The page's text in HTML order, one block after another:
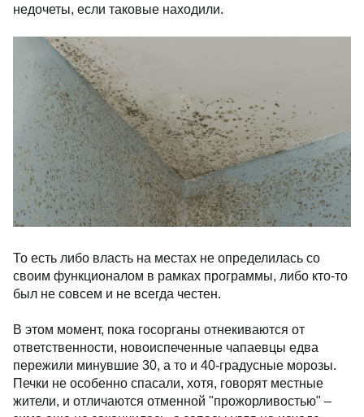
недочеты, если таковые находили.
То есть либо власть на местах не определилась со
своим функционалом в рамках программы, либо кто-то
был не совсем и не всегда честен.
В этом момент, пока госорганы отнекиваются от
ответственности, новоиспеченные чапаевцы едва
пережили минувшие 30, а то и 40-градусные морозы.
Печки не особенно спасали, хотя, говорят местные
жители, и отличаются отменной "прожорливостью" –